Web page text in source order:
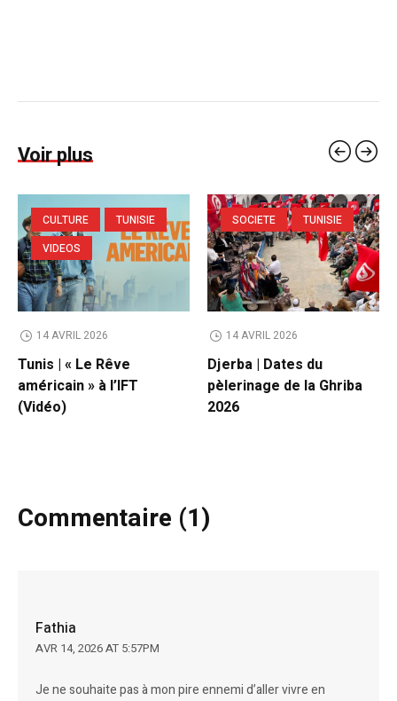
Voir plus
CULTURE
TUNISIE
VIDEOS
14 AVRIL 2026
Tunis | « Le Rêve
américain » à l’IFT
(Vidéo)
SOCIETE TUNISIE
14 AVRIL 2026
​Djerba | Dates du
pèlerinage de la Ghriba
2026
Commentaire (1)
Fathia
AVR 14, 2026 AT 5:57PM
Je ne souhaite pas à mon pire ennemi d’aller vivre en